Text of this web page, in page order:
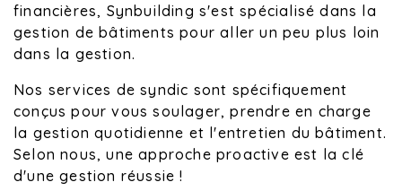
financières, Synbuilding s'est spécialisé dans la
gestion de bâtiments pour aller un peu plus loin
dans la gestion.
Nos services de syndic sont spécifiquement
conçus pour vous soulager, prendre en charge
la gestion quotidienne et l'entretien du bâtiment.
Selon nous, une approche proactive est la clé
d'une gestion réussie !